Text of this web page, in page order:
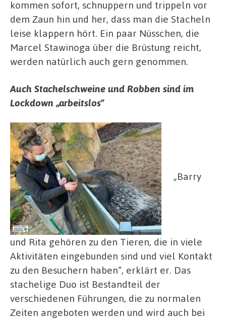
kommen sofort, schnuppern und trippeln vor
dem Zaun hin und her, dass man die Stacheln
leise klappern hört. Ein paar Nüsschen, die
Marcel Stawinoga über die Brüstung reicht,
werden natürlich auch gern genommen.
Auch Stachelschweine und Robben sind im
Lockdown „arbeitslos“
„Barry
und Rita gehören zu den Tieren, die in viele
Aktivitäten eingebunden sind und viel Kontakt
zu den Besuchern haben“, erklärt er. Das
stachelige Duo ist Bestandteil der
verschiedenen Führungen, die zu normalen
Zeiten angeboten werden und wird auch bei